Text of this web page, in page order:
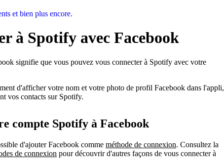
et bien plus encore.
à Spotify avec Facebook
signifie que vous pouvez vous connecter à Spotify avec votre
d'afficher votre nom et votre photo de profil Facebook dans l'appli,
vos contacts sur Spotify.
compte Spotify à Facebook
d'ajouter Facebook comme méthode de connexion. Consultez la
de connexion pour découvrir d'autres façons de vous connecter à